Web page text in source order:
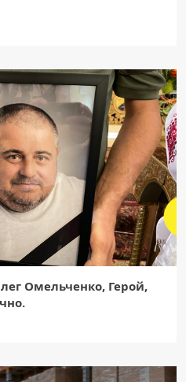
Омельченко, Герой,